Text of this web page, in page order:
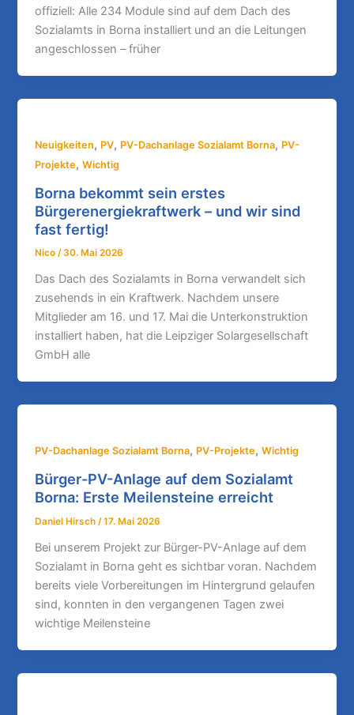
offiziell: Alle 234 Module sind auf dem Dach des
Sozialamts in Borna installiert und an die Leitungen
angeschlossen – früher
Neuigkeiten, PV, PV-Dachanlage Sozialamt Borna, PV-
Projekte,Wichtig
Borna bekommt sein erstes
Bürgerenergiekraftwerk – und wir sind
fast fertig!
Nico/30. Mai 2026
Das Dach des Sozialamts in Borna verwandelt sich
zusehends in ein Kraftwerk. Nachdem unsere
Mitglieder am 16. und 17. Mai die Unterkonstruktion
installiert haben, hat die Leipziger Solargesellschaft
GmbH alle
PV-Dachanlage Sozialamt Borna, PV-Projekte,Wichtig
Bürger-PV-Anlage auf dem Sozialamt
Borna: Erste Meilensteine erreicht
Daniel Hirsch/17. Mai 2026
Bei unserem Projekt zur Bürger-PV-Anlage auf dem
Sozialamt in Borna geht es sichtbar voran. Nachdem
bereits viele Vorbereitungen im Hintergrund gelaufen
sind, konnten in den vergangenen Tagen zwei
wichtige Meilensteine